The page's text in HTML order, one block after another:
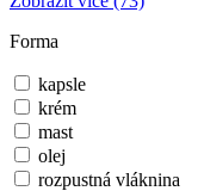
Forma
kapsle
krém
mast
olej
rozpustná vláknina